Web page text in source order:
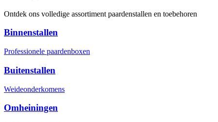
Ontdek ons volledige assortiment paardenstallen en toebehoren
Binnenstallen
Professionele paardenboxen
Buitenstallen
Weideonderkomens
Omheiningen